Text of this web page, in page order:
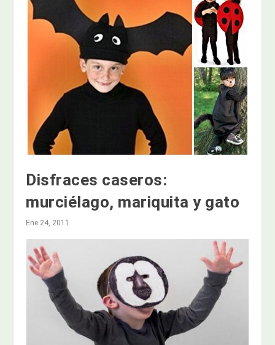
Disfraces caseros:
murciélago, mariquita y gato
Ene 24, 2011